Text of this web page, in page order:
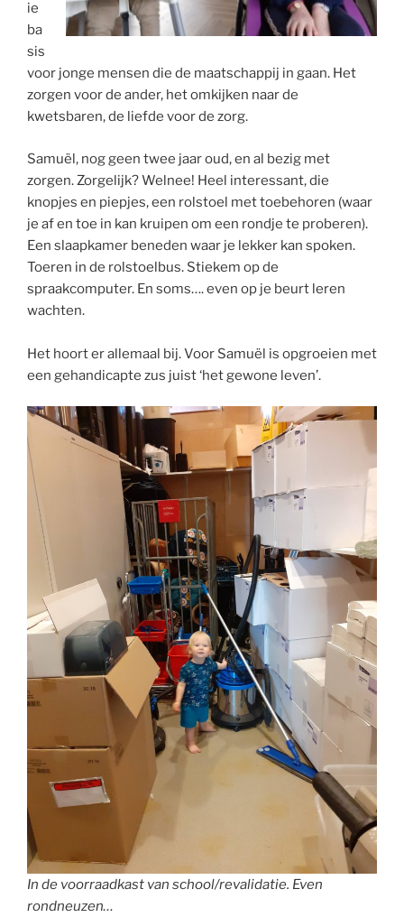
ie
ba
sis
voor jonge mensen die de maatschappij in gaan. Het
zorgen voor de ander, het omkijken naar de
kwetsbaren, de liefde voor de zorg.
Samuël, nog geen twee jaar oud, en al bezig met
zorgen. Zorgelijk? Welnee! Heel interessant, die
knopjes en piepjes, een rolstoel met toebehoren (waar
je af en toe in kan kruipen om een rondje te proberen).
Een slaapkamer beneden waar je lekker kan spoken.
Toeren in de rolstoelbus. Stiekem op de
spraakcomputer. En soms…. even op je beurt leren
wachten.
Het hoort er allemaal bij. Voor Samuël is opgroeien met
een gehandicapte zus juist ‘het gewone leven’.
In de voorraadkast van school/revalidatie. Even
rondneuzen…